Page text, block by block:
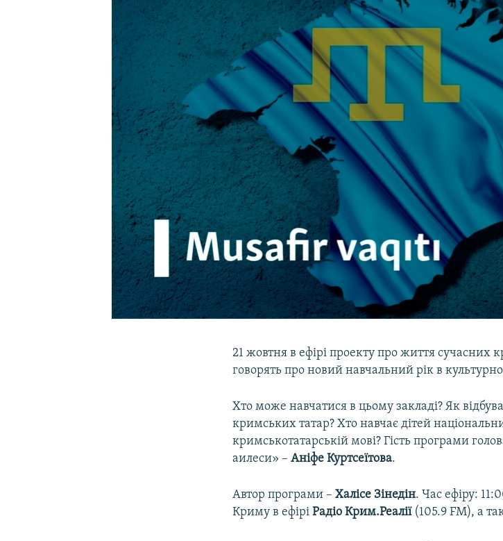
21 жовтня в ефірі проекту про життя сучасних
говорять про новий навчальний рік в
Хто може навчатися в цьому закладі? Як
кримських татар? Хто навчає дітей
кримськотатарській мові? Гість програми
аилеси» –Аніфе Куртсеїтова.
Автор програми –Халісе Зінедін. Час ефіру:
Криму в ефіріРадіо Крим.Реалії (105.9 FM), а